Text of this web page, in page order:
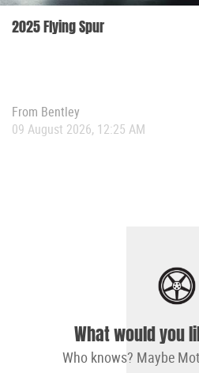
2025 Flying Spur
From Bentley
09 August 2026, 12:25 AM
What would you
Who knows? Maybe